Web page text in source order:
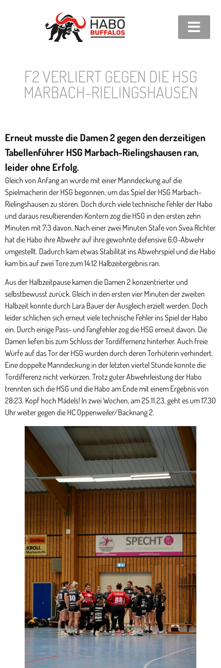
F2 VERLIERT GEGEN DIE HSG
MARBACH-RIELINGSHAUSEN
Erneut musste die Damen 2 gegen den derzeitigen
Tabellenführer HSG Marbach-Rielingshausen ran,
leider ohne Erfolg.
Gleich von Anfang an wurde mit einer Manndeckung auf die
Spielmacherin der HSG begonnen, um das Spiel der HSG Marbach-
Rielingshausen zu stören. Doch durch viele technische Fehler der Habo
und daraus resultierenden Kontern zog die HSG in den ersten zehn
Minuten mit 7:3 davon. Nach einer zwei Minuten Stafe von Svea Richter
hat die Habo ihre Abwehr auf ihre gewohnte defensive 6:0-Abwehr
umgestellt. Dadurch kam etwas Stabilität ins Abwehrspiel und die Habo
kam bis auf zwei Tore zum 14:12 Halbzeitergebnis ran.
Aus der Halbzeitpause kamen die Damen 2 konzentrierter und
selbstbewusst zurück. Gleich in den ersten vier Minuten der zweiten
Halbzeit konnte durch Lara Bauer der Ausgleich erzielt werden. Doch
leider schlichen sich erneut viele technische Fehler ins Spiel der Habo
ein. Durch einige Pass- und Fangfehler zog die HSG erneut davon. Die
Damen liefen bis zum Schluss der Tordiffernenz hinterher. Auch freie
Würfe auf das Tor der HSG wurden durch deren Torhüterin verhindert.
Eine doppelte Manndeckung in der letzten viertel Stunde konnte die
Tordifferenz nicht verkürzen. Trotz guter Abwehrleistung der Habo
trennten sich die HSG und die Habo am Ende mit einem Ergebnis von
28:23. Kopf hoch Mädels! In zwei Wochen, am 25.11.23, geht es um 17.30
Uhr weiter gegen die HC Oppenweiler/Backnang 2.